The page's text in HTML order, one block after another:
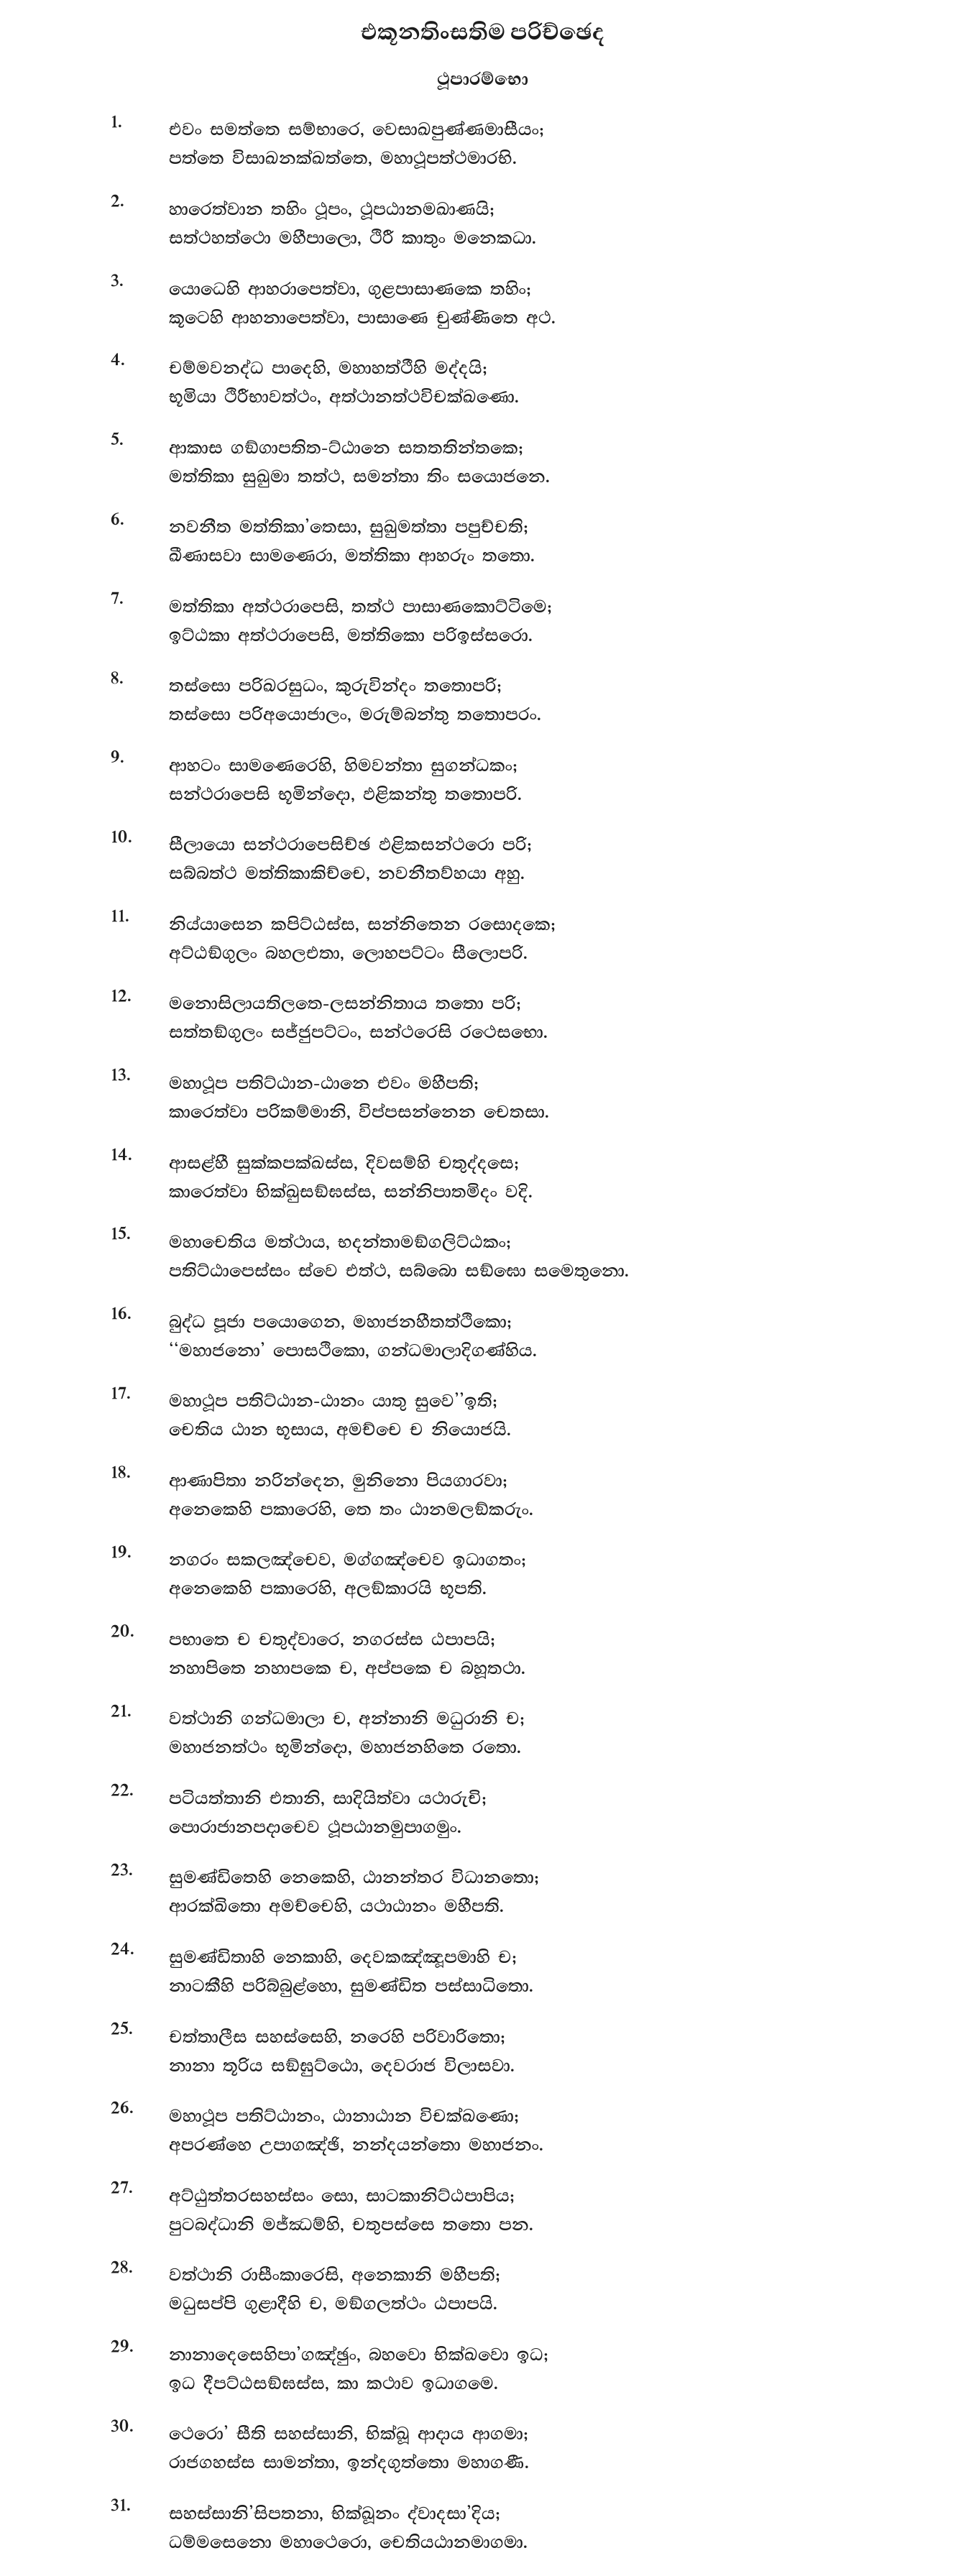
එකූනතිංසතිම පරිච්ඡෙද
ථූපාරම්භො
1.
එවං සමත්තෙ සම්භාරෙ, වෙසාඛපුණ්ණමාසීයං;
පත්තෙ විසාඛනක්ඛත්තෙ, මහාථූපත්ථමාරභි.
2.
හාරෙත්වාන තහිං ථූපං, ථූපඨානමඛාණයි;
සත්ථහත්ථො මහීපාලො, ථිරී කාතුං මනෙකධා.
3.
යොධෙහි ආහරාපෙත්වා, ගුළපාසාණකෙ තහිං;
කූටෙහි ආහනාපෙත්වා, පාසාණෙ චුණ්ණිතෙ අථ.
4.
චම්මවනද්ධ පාදෙහි, මහාහත්ථීහි මද්දයි;
භූමියා ථිරීභාවත්ථං, අත්ථානත්ථවිචක්ඛණො.
5.
ආකාස ගඞ්ගාපතිත-ට්ඨානෙ සතතතින්තකෙ;
මත්තිකා සුඛුමා තත්ථ, සමන්තා තිං සයොජනෙ.
6.
නවනීත මත්තිකා’තෙසා, සුඛුමත්තා පපුච්චති;
ඛීණාසවා සාමණෙරා, මත්තිකා ආහරුං තතො.
7.
මත්තිකා අත්ථරාපෙසි, තත්ථ පාසාණකොට්ටිමෙ;
ඉට්ඨකා අත්ථරාපෙසි, මත්තිකො පරිඉස්සරො.
8. තස්සො පරිඛරසුධං, කුරුවින්දං තතොපරි;
තස්සො පරිඅයොජාලං, මරුම්බන්තු තතොපරං.
9.
ආහටං සාමණෙරෙහි, හිමවන්තා සුගන්ධකං;
සන්ථරාපෙසි භූමින්දො, ඵළිකන්තු තතොපරි.
10.
සීලායො සන්ථරාපෙසිච්ඡ ඵළිකසන්ථරො පරි;
සබ්බත්ථ මත්තිකාකිච්චෙ, නවනීතව්හයා අහු.
11.
නිය්යාසෙන කපිට්ඨස්ස, සන්නිතෙන රසොදකෙ;
අට්ඨඞ්ගුලං බහලඑතා, ලොහපට්ටං සීලොපරි.
12.
මනොසිලායතිලතෙ-ලසන්නිතාය තතො පරි;
සත්තඞ්ගුලං සජ්ජුපට්ටං, සන්ථරෙසි රථෙසභො.
13.
මහාථූප පතිට්ඨාන-ඨානෙ එවං මහීපති;
කාරෙත්වා පරිකම්මානි, විප්පසන්නෙන චෙතසා.
14.
ආසළ්හී සුක්කපක්ඛස්ස, දිවසම්හි චතුද්දසෙ;
කාරෙත්වා භික්ඛුසඞ්ඝස්ස, සන්නිපාතමිදං වදි.
15.
මහාචෙතිය මත්ථාය, භදන්තාමඞ්ගලිට්ඨකං;
පතිට්ඨාපෙස්සං ස්වෙ එත්ථ, සබ්බො සඞ්ඝො සමෙතුනො.
16.
බුද්ධ පූජා පයොගෙන, මහාජනහීතත්ථිකො;
‘‘මහාජනො’ පොසථිකො, ගන්ධමාලාදිගණ්හිය.
17.
මහාථූප පතිට්ඨාන-ඨානං යාතු සුවෙ’’ඉති;
චෙතිය ඨාන භූසාය, අමච්චෙ ච නියොජයි.
18.
ආණාපිතා නරින්දෙන, මුනිනො පියගාරවා;
අනෙකෙහි පකාරෙහි, තෙ තං ඨානමලඞ්කරුං.
19.
නගරං සකලඤ්චෙව, මග්ගඤ්චෙව ඉධාගතං;
අනෙකෙහි පකාරෙහි, අලඞ්කාරයි භූපති.
20.
පභාතෙ ච චතුද්වාරෙ, නගරස්ස ඨපාපයි;
නහාපිතෙ නහාපකෙ ච, අප්පකෙ ච බහූතථා.
21. වත්ථානි ගන්ධමාලා ච, අන්නානි මධුරානි ච;
මහාජනත්ථං භූමින්දො, මහාජනහිතෙ රතො.
22.
පටියත්තානි එතානි, සාදියිත්වා යථාරුචි;
පොරාජානපදාචෙව ථූපඨානමුපාගමුං.
23.
සුමණ්ඩිතෙහි නෙකෙහි, ඨානන්තර විධානතො;
ආරක්ඛිතො අමච්චෙහි, යථාඨානං මහීපති.
24.
සුමණ්ඩිතාහි නෙකාහි, දෙවකඤ්ඤූපමාහි ච;
නාටකීහි පරිබ්බුළ්හො, සුමණ්ඩිත පස්සාධිතො.
25.
චත්තාලීස සහස්සෙහි, නරෙහි පරිවාරිතො;
නානා තූරිය සඞ්ඝුට්ඨො, දෙවරාජ විලාසවා.
26.
මහාථූප පතිට්ඨානං, ඨානාඨාන විචක්ඛණො;
අපරණ්හෙ උපාගඤ්ඡි, නන්දයන්තො මහාජනං.
27.
අට්ඨුත්තරසහස්සං සො, සාටකානිට්ඨපාපිය;
පුටබද්ධානි මජ්ඣම්හි, චතුපස්සෙ තතො පන.
28.
වත්ථානි රාසීංකාරෙසි, අනෙකානි මහීපති;
මධුසප්පි ගුළාදීහි ච, මඞ්ගලත්ථං ඨපාපයි.
29.
නානාදෙසෙහිපා’ගඤ්ඡුං, බහවො භික්ඛවො ඉධ;
ඉධ දීපට්ඨසඞ්ඝස්ස, කා කථාව ඉධාගමෙ.
30.
ථෙරො’ සීති සහස්සානි, භික්ඛූ ආදාය ආගමා;
රාජගහස්ස සාමන්තා, ඉන්දගුත්තො මහාගණී.
31.
සහස්සානි’සිපතනා, භික්ඛූනං ද්වාදසා’දිය;
ධම්මසෙනො මහාථෙරො, චෙතියඨානමාගමා.